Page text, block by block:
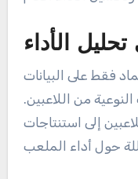
الأداء
فقط على البيانات
من اللاعبين.
إلى استنتاجات